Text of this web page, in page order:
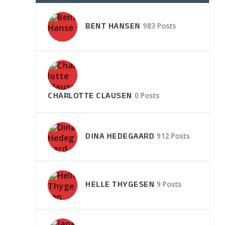
BENT HANSEN 983 Posts
CHARLOTTE CLAUSEN 0 Posts
DINA HEDEGAARD 912 Posts
HELLE THYGESEN 9 Posts